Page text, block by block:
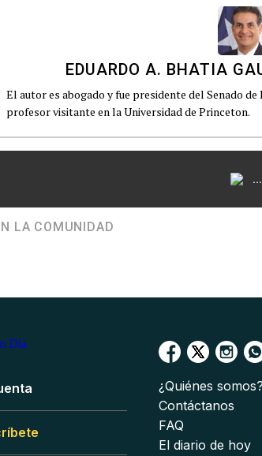
EDUARDO A. BHATIA
El autor es abogado y fue presidente del Senado
profesor visitante en la Universidad de Princeton.
...
LA COMUNIDAD
¿Quiénes somos?
Contáctanos
FAQ
El diario de hoy